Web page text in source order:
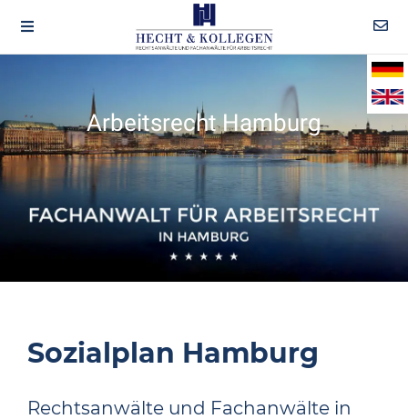
Arbeitsrecht Hamburg
Sozialplan Hamburg
Rechtsanwälte und Fachanwälte in